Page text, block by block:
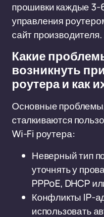
прошивки каждые 3-
управления
сайт производителя.
Какие
возникнуть
роутера и как
Основные
сталкиваются
Wi-Fi роутера:
Неверный тип
уточнять у
PPPoE, DHCP
Конфликты IP-
использовать